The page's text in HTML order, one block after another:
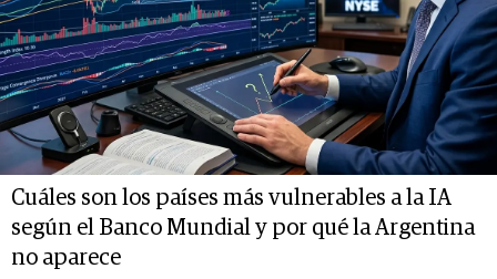
Cuáles son los países más vulnerables a la IA
según el Banco Mundial y por qué la Argentina
no aparece